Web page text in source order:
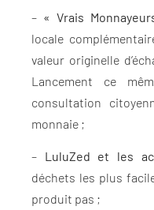
– « Vrais
locale
valeur originelle
Lancement ce
consultation
monnaie ;
– LuluZed et les
déchets les plus
produit pas ;